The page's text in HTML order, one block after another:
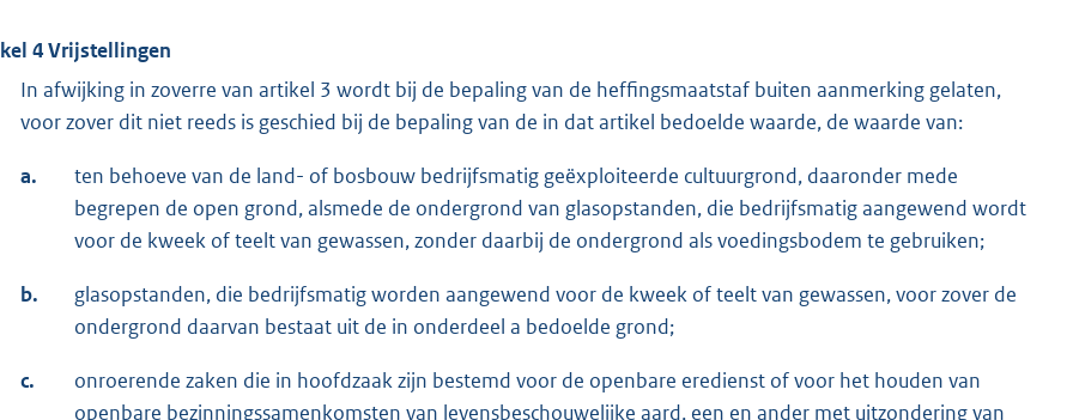
4 Vrijstellingen
In afwijking in zoverre van artikel 3 wordt bij de bepaling van de heffingsmaatstaf buiten aanmerking gelaten,
voor zover dit niet reeds is geschied bij de bepaling van de in dat artikel bedoelde waarde, de waarde van:
a.
ten behoeve van de land- of bosbouw bedrijfsmatig geëxploiteerde cultuurgrond, daaronder mede
begrepen de open grond, alsmede de ondergrond van glasopstanden, die bedrijfsmatig aangewend wordt
voor de kweek of teelt van gewassen, zonder daarbij de ondergrond als voedingsbodem te gebruiken;
b.
glasopstanden, die bedrijfsmatig worden aangewend voor de kweek of teelt van gewassen, voor zover de
ondergrond daarvan bestaat uit de in onderdeel a bedoelde grond;
c.
onroerende zaken die in hoofdzaak zijn bestemd voor de openbare eredienst of voor het houden van
openbare bezinningssamenkomsten van levensbeschouwelijke aard, een en ander met uitzondering van